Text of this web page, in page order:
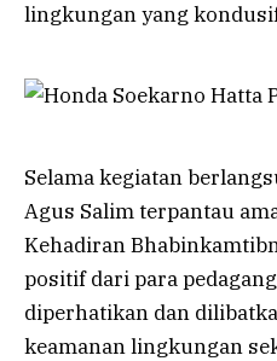
lingkungan yang
Selama kegiatan
Agus Salim terpantau
Kehadiran
positif dari para
diperhatikan dan
keamanan lingkungan